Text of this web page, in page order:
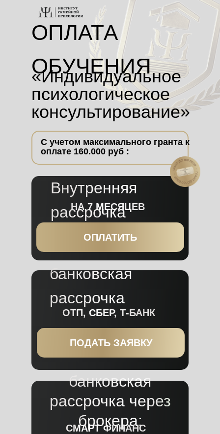
ОПЛАТА
ОБУЧЕНИЯ
«Индивидуальное
психологическое
консультирование»
С учетом максимального гранта к
оплате 160.000 руб :
ОПЛАТИТЬ
ПОДАТЬ ЗАЯВКУ
Внутренняя
рассрочка
банковская
рассрочка
ОТП, СБЕР, Т-БАНК
НА 7 МЕСЯЦЕВ
банковская
рассрочка через
брокера:
СМАРТ ФИНАНС